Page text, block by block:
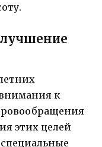
к
этих целей